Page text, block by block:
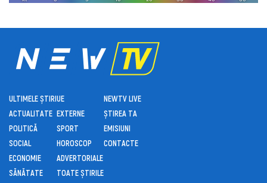
ULTIMELE ȘTIRI
ACTUALITATE
POLITICĂ
SOCIAL
ECONOMIE
SĂNĂTATE
UE
EXTERNE
SPORT
HOROSCOP
ADVERTORIALE
TOATE ȘTIRILE
NEWTV LIVE
ȘTIREA TA
EMISIUNI
CONTACTE